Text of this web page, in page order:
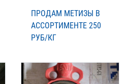
ПРОДАМ МЕТИЗЫ В
АССОРТИМЕНТЕ 250
РУБ/КГ